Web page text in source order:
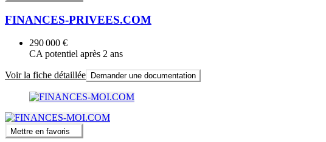
FINANCES-PRIVEES.COM
290 000 €
CA potentiel après 2 ans
Voir la fiche détaillée Demander une documentation
Mettre en favoris